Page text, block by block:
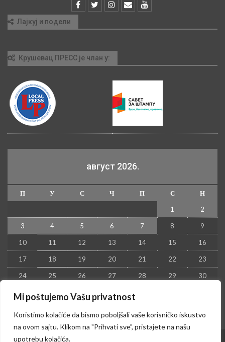
Mi poštujemo Vašu privatnost
Koristimo kolačiće da bismo poboljšali vaše korisničko iskustvo
na ovom sajtu. Klikom na "Prihvati sve", pristajete na našu
upotrebu kolačića.
Лајкуј и подели
Крушевац ПРЕСС је члан у:
август 2026.
П У С Ч П С
Н
1
2
3 4 5 6 7 8 9
10 11 12 13 14 15 16
17 18 19 20 21 22 23
24 25 26 27 28 29 30
31